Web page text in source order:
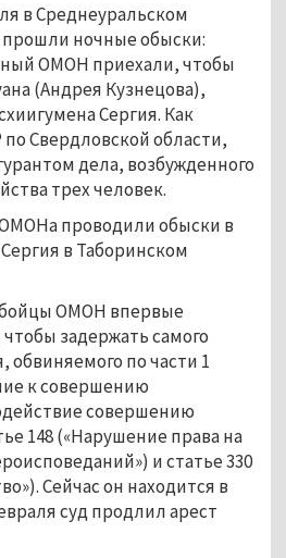
в Среднеуральском
ночные обыски:
ОМОН приехали, чтобы
(Андрея Кузнецова),
Сергия. Как
Свердловской области,
дела, возбужденного
трех человек.
проводили обыски в
в Таборинском
бойцы ОМОН впервые
задержать самого
обвиняемого по части 1
к совершению
совершению
148 («Нарушение права на
и статье 330
Сейчас он находится в
суд продлил арест